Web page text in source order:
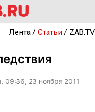
Лента/ Статьи/ ZAB.TV
09:36, 23 ноября 2011